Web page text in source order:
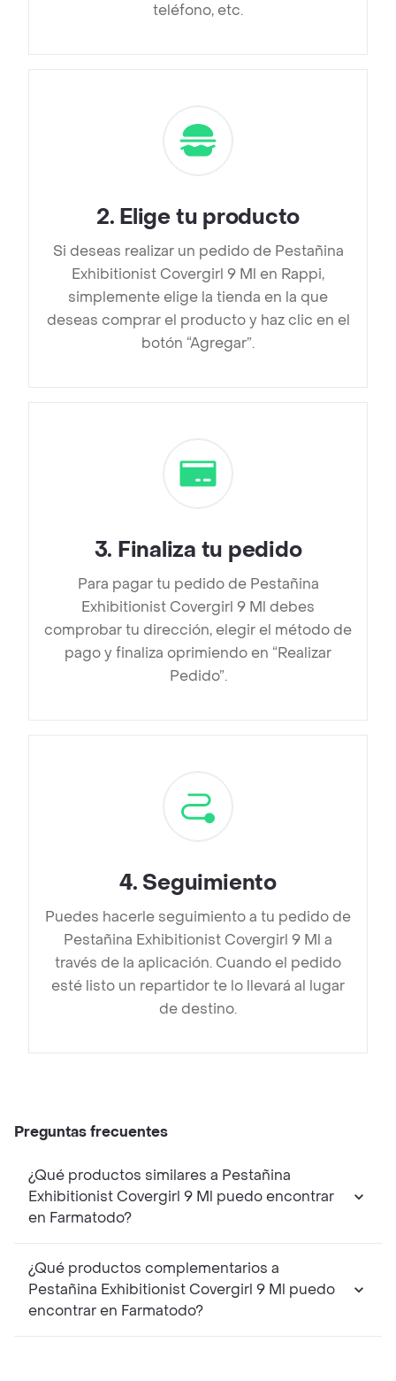
teléfono, etc.
2. Elige tu producto
Si deseas realizar un pedido de Pestañina
Exhibitionist Covergirl 9 Ml en Rappi,
simplemente elige la tienda en la que
deseas comprar el producto y haz clic en el
botón “Agregar”.
3. Finaliza tu pedido
Para pagar tu pedido de Pestañina
Exhibitionist Covergirl 9 Ml debes
comprobar tu dirección, elegir el método de
pago y finaliza oprimiendo en “Realizar
Pedido”.
4. Seguimiento
Puedes hacerle seguimiento a tu pedido de
Pestañina Exhibitionist Covergirl 9 Ml a
través de la aplicación. Cuando el pedido
esté listo un repartidor te lo llevará al lugar
de destino.
Preguntas frecuentes
¿Qué productos similares a Pestañina
Exhibitionist Covergirl 9 Ml puedo encontrar
en Farmatodo?
¿Qué productos complementarios a
Pestañina Exhibitionist Covergirl 9 Ml puedo
encontrar en Farmatodo?